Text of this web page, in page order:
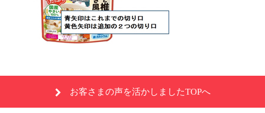
お客さまの声を活かしましたTOPへ